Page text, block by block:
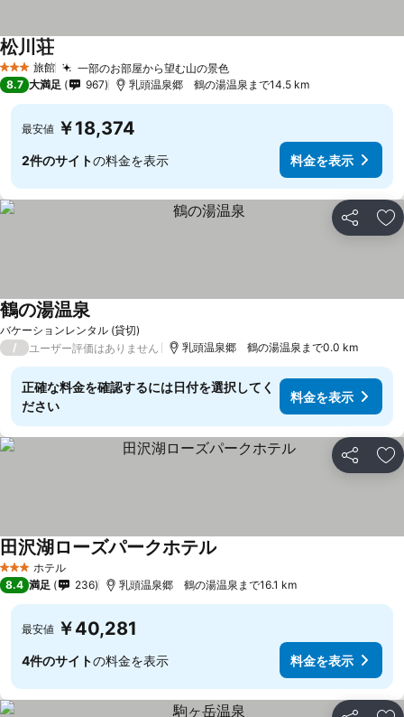
3 ホテルのランク
旅館 一部のお部屋から望む山の景色
松川荘
8.7 大満足 967 乳頭温泉郷 鶴の湯温泉まで14.5 km
最安値 ￥18,374
2件のサイトの料金を表示 料金を表示
シェア お
バケーションレンタル (貸切)
鶴の湯温泉
/ ユーザー評価はありません 乳頭温泉郷 鶴の湯温泉まで0.0 km
正確な料金を確認するには日付を選択してく
ださい
料金を表示
シェア お
3 ホテルのランク
ホテル
田沢湖ローズパークホテル
8.4 満足 236 乳頭温泉郷 鶴の湯温泉まで16.1 km
最安値 ￥40,281
4件のサイトの料金を表示 料金を表示